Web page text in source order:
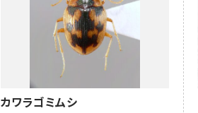
カワラゴミムシ